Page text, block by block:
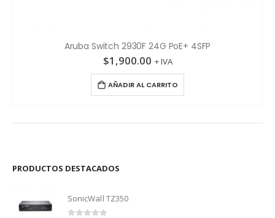
Aruba Switch 2930F 24G PoE+ 4SFP
$1,900.00 + IVA
AÑADIR AL CARRITO
PRODUCTOS DESTACADOS
SonicWall TZ350